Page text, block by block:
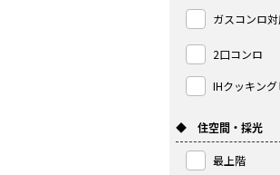
ガスコンロ
2口コンロ
IHクッキン
◆ 住空間・採光
最上階